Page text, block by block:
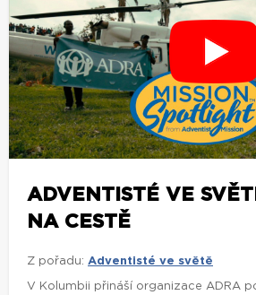
ADVENTISTÉ VE
NA CESTĚ
Z pořadu: Adventisté ve světě
V Kolumbii přináší organizace ADRA